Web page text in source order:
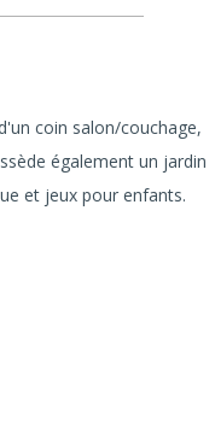
coin salon/couchage,
également un jardin
et jeux pour enfants.